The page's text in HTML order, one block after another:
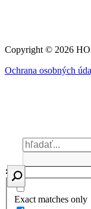
Copyright © 2026
Ochrana osobných
Exact matches only